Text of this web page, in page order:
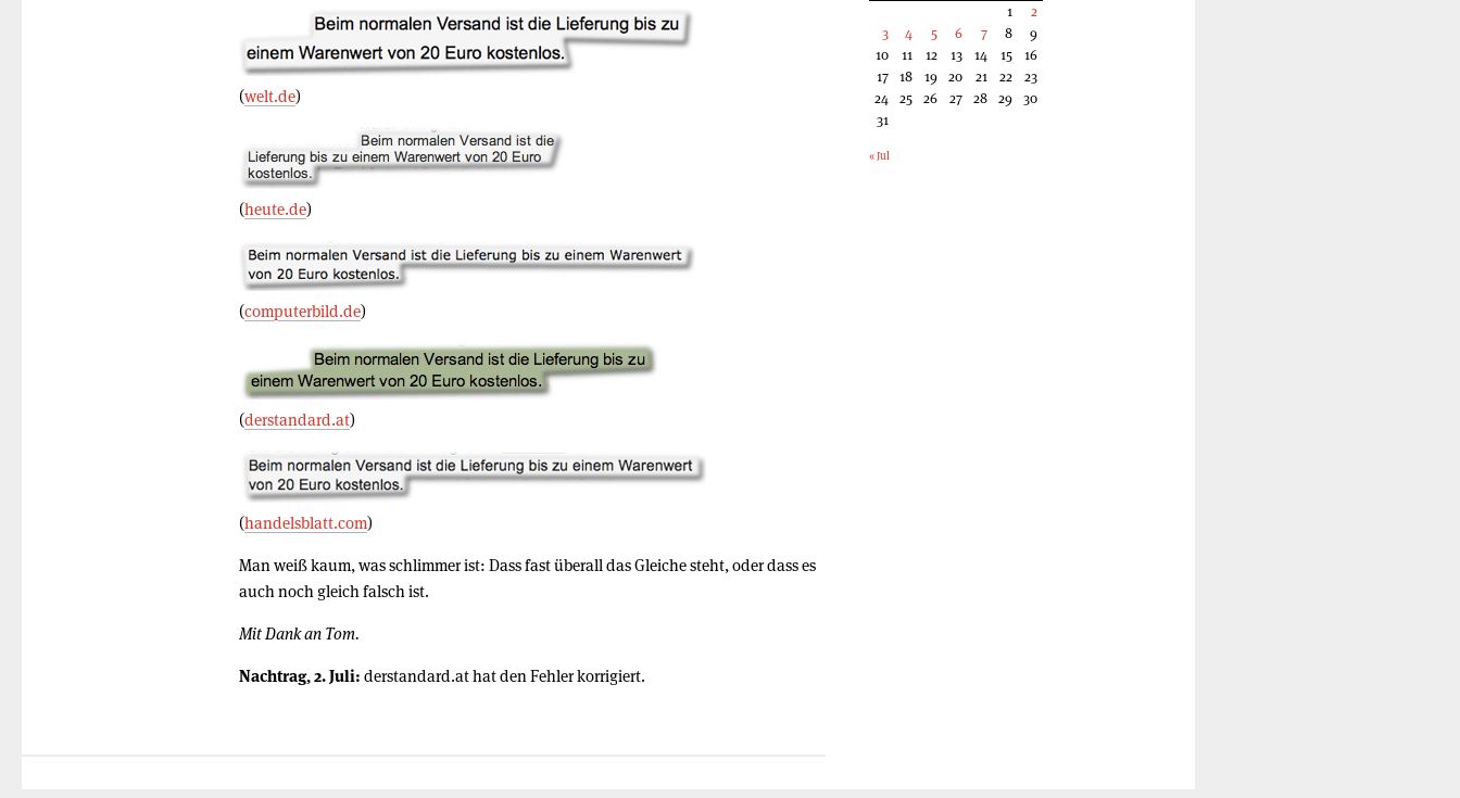
(welt.de)
(heute.de)
(computerbild.de)
(derstandard.at)
(handelsblatt.com)
Man weiß kaum, was schlimmer ist: Dass fast überall das Gleiche steht, oder dass es
auch noch gleich falsch ist.
Mit Dank an Tom.
Nachtrag, 2. Juli: derstandard.at hat den Fehler korrigiert.
1
2
3
4 5 6 7 8
9
10
11 12 13 14 15
16
17 18 19 20 21 22
23
24 25 26 27 28 29 30
31
« Jul